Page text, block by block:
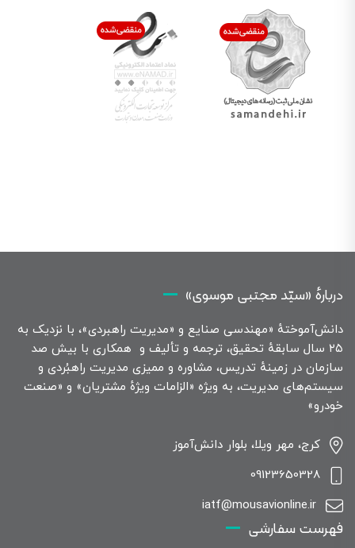
دربارهٔ «سیّد مجتبی موسوی»
دانش‌آموختهٔ «مهندسی صنایع و «مدیریت راهبردی»، با نزدیک به
۲۵ سال سابقهٔ تحقیق، ترجمه و تألیف و همکاری با بیش صد
سازمان در زمینهٔ تدریس، مشاوره و ممیزی مدیریت راهبُردی و
سیستم‌های مدیریت، به ویژه «الزامات ویژهٔ مشتریان» و «صنعت
خودرو»
کرج، مهر ویلا، بلوار دانش‌آموز
09123650328
iatf@mousavionline.ir
فهرست سفارشی